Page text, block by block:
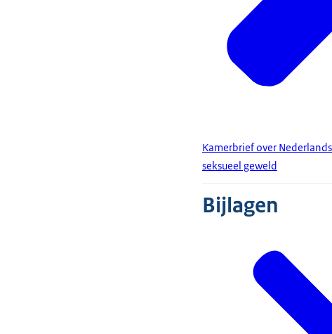
Kamerbrief over
seksueel geweld
Bijlagen